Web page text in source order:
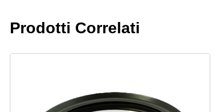
Prodotti Correlati